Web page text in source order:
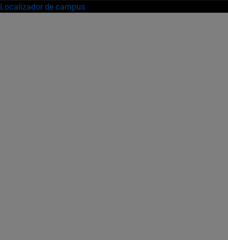
Localizador de campus